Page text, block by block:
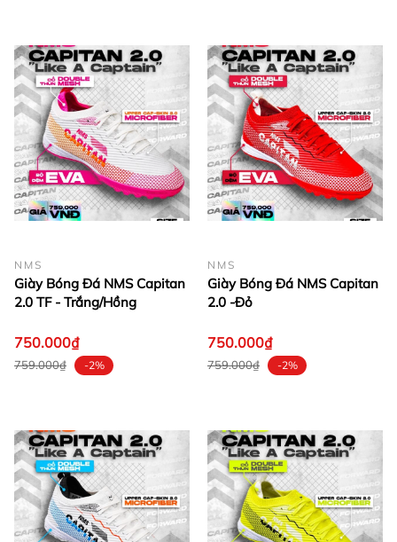
NMS
Giày Bóng Đá NMS Capitan
2.0 TF - Trắng/Hồng
750.000₫
759.000₫ -2%
NMS
Giày Bóng Đá NMS Capitan
2.0 -Đỏ
750.000₫
759.000₫ -2%